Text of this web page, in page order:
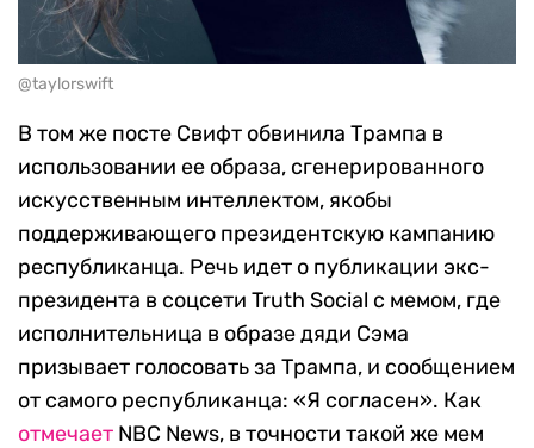
@taylorswift
В том же посте Свифт обвинила Трампа в
использовании ее образа, сгенерированного
искусственным интеллектом, якобы
поддерживающего президентскую кампанию
республиканца. Речь идет о публикации экс-
президента в соцсети Truth Social с мемом, где
исполнительница в образе дяди Сэма
призывает голосовать за Трампа, и сообщением
от самого республиканца: «Я согласен». Как
отмечает NBC News, в точности такой же мем